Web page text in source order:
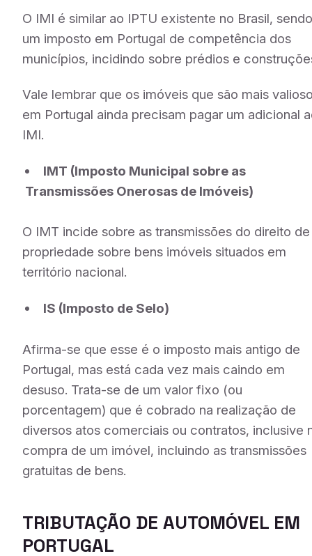
O IMI é similar ao IPTU existente no Brasil,
um imposto em Portugal de competência dos
municípios, incidindo sobre prédios e
Vale lembrar que os imóveis que são mais
em Portugal ainda precisam pagar um adicional
IMI.
IMT (Imposto Municipal sobre as
Transmissões Onerosas de Imóveis)
O IMT incide sobre as transmissões do direito de
propriedade sobre bens imóveis situados em
território nacional.
IS (Imposto de Selo)
Afirma-se que esse é o imposto mais antigo de
Portugal, mas está cada vez mais caindo em
desuso. Trata-se de um valor fixo (ou
porcentagem) que é cobrado na realização de
diversos atos comerciais ou contratos, inclusive
compra de um imóvel, incluindo as transmissões
gratuitas de bens.
TRIBUTAÇÃO DE AUTOMÓVEL EM
PORTUGAL